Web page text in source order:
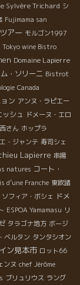
Sylvère Trichard シ
Fujimama san
アー モルゴン1997
Tokyo wine Bistro
Domaine Lapierre
・ソリーニ Bistrot
Canada
ン アンヌ・ラピエー
シュ ドメーヌ・エロ
さん ホップラ
・ジャンテ 寿司シェ
Lapierre 串揚
natures コート・
d’une Franche 東欧諸
ソフィア・ボシェ ドメ
ESPOA Yamamasu リ
タラゴナ地方 ボージ
ベルタン タンタシオン
ン見本市 ロット66
ンヌ chef Jérôme
ブリュリウス ラング